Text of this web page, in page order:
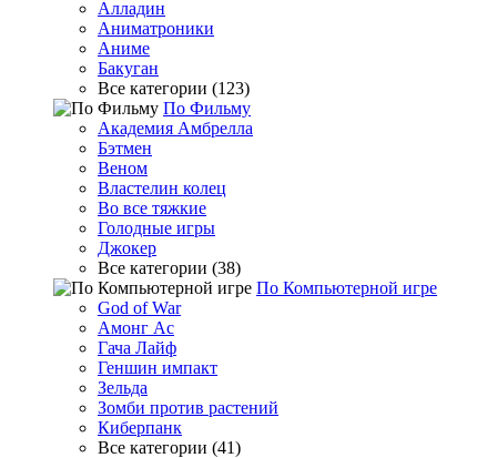
Алладин
Аниматроники
Аниме
Бакуган
Все категории (123)
По Фильму
Академия Амбрелла
Бэтмен
Веном
Властелин колец
Во все тяжкие
Голодные игры
Джокер
Все категории (38)
По Компьютерной игре
God of War
Амонг Ас
Гача Лайф
Геншин импакт
Зельда
Зомби против растений
Киберпанк
Все категории (41)